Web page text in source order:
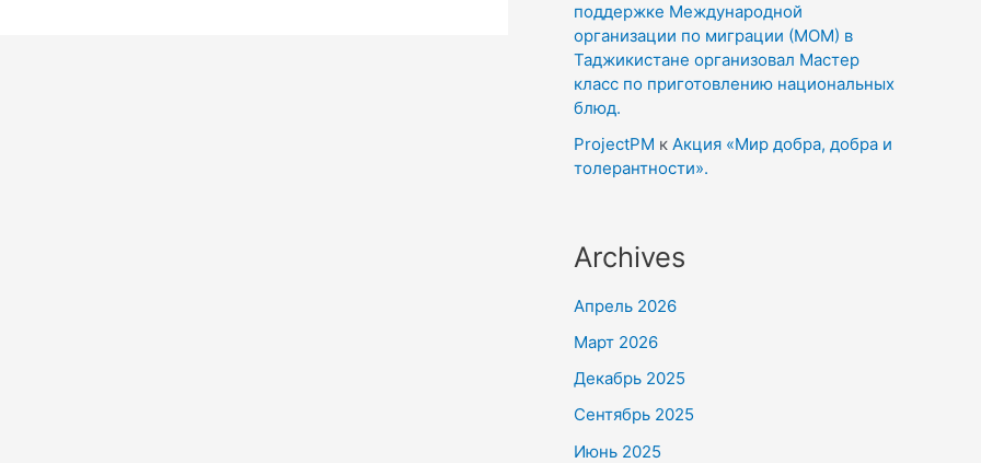
поддержке Международной
организации по миграции (МОМ) в
Таджикистане организовал Мастер
класс по приготовлению национальных
блюд.
ProjectPM к Акция «Мир добра, добра и
толерантности».
Archives
Апрель 2026
Март 2026
Декабрь 2025
Сентябрь 2025
Июнь 2025